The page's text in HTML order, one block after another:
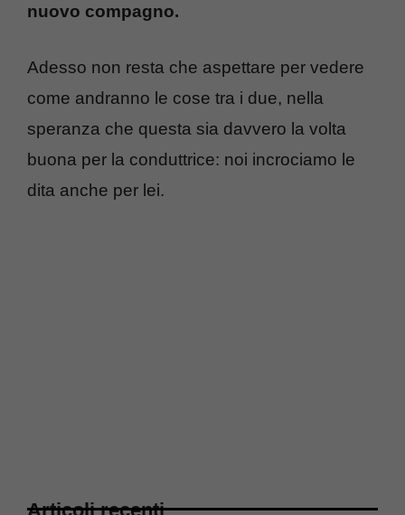
nuovo compagno.
Adesso non resta che aspettare per vedere
come andranno le cose tra i due, nella
speranza che questa sia davvero la volta
buona per la conduttrice: noi incrociamo le
dita anche per lei.
Articoli recenti